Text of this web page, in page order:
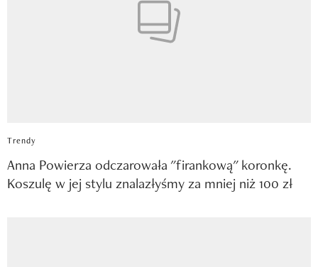
Trendy
Anna Powierza odczarowała "firankową" koronkę.
Koszulę w jej stylu znalazłyśmy za mniej niż 100 zł